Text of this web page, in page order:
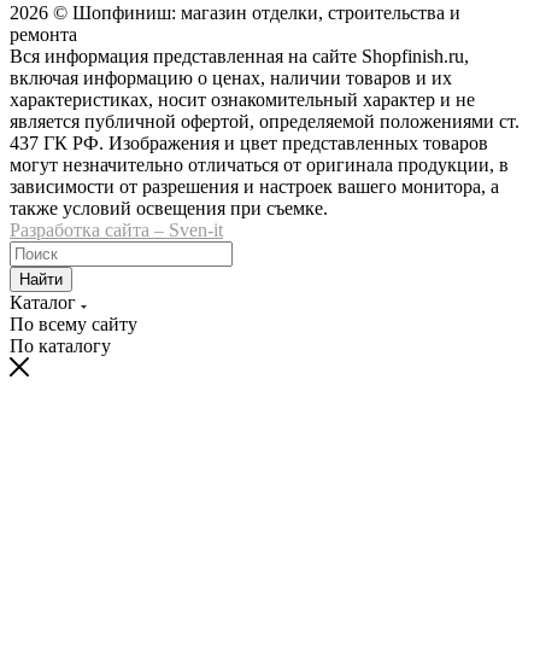
2026 © Шопфиниш: магазин отделки, строительства и
ремонта
Вся информация представленная на сайте Shopfinish.ru,
включая информацию о ценах, наличии товаров и их
характеристиках, носит ознакомительный характер и не
является публичной офертой, определяемой положениями ст.
437 ГК РФ. Изображения и цвет представленных товаров
могут незначительно отличаться от оригинала продукции, в
зависимости от разрешения и настроек вашего монитора, а
также условий освещения при съемке.
Разработка сайта – Sven-it
Найти
Каталог
По всему сайту
По каталогу